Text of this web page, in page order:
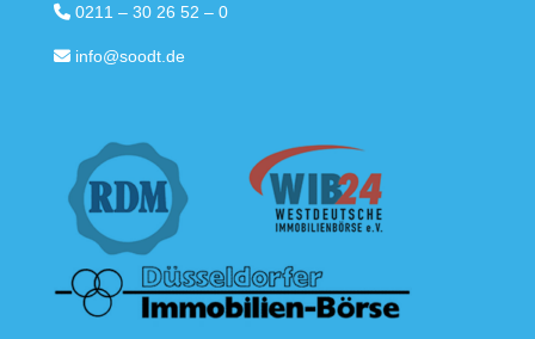
0211 – 30 26 52 – 0
info@soodt.de